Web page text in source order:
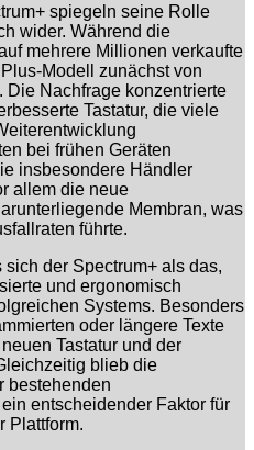
spiegeln seine Rolle
wider. Während die
mehrere Millionen verkaufte
Modell zunächst von
Die Nachfrage konzentrierte
Tastatur, die viele
bei frühen Geräten
insbesondere Händler
allem die neue
Membran, was
führte.
sich der Spectrum+ als das,
und ergonomisch
Systems. Besonders
oder längere Texte
Tastatur und der
blieb die
bestehenden
entscheidender Faktor für
Plattform.